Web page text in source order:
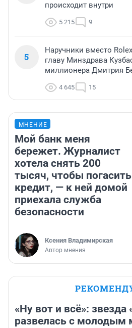
происходит внутри
5 215 9
5
Наручники вместо
главу Минздрава
миллионера Дмитрия
4 645 15
МНЕНИЕ
Мой банк меня
бережет. Журналист
хотела снять 200
тысяч, чтобы погасить
кредит, — к ней домой
приехала служба
безопасности
Ксения Владимирская
Автор мнения
«Ну вот и всё»:
развелась с